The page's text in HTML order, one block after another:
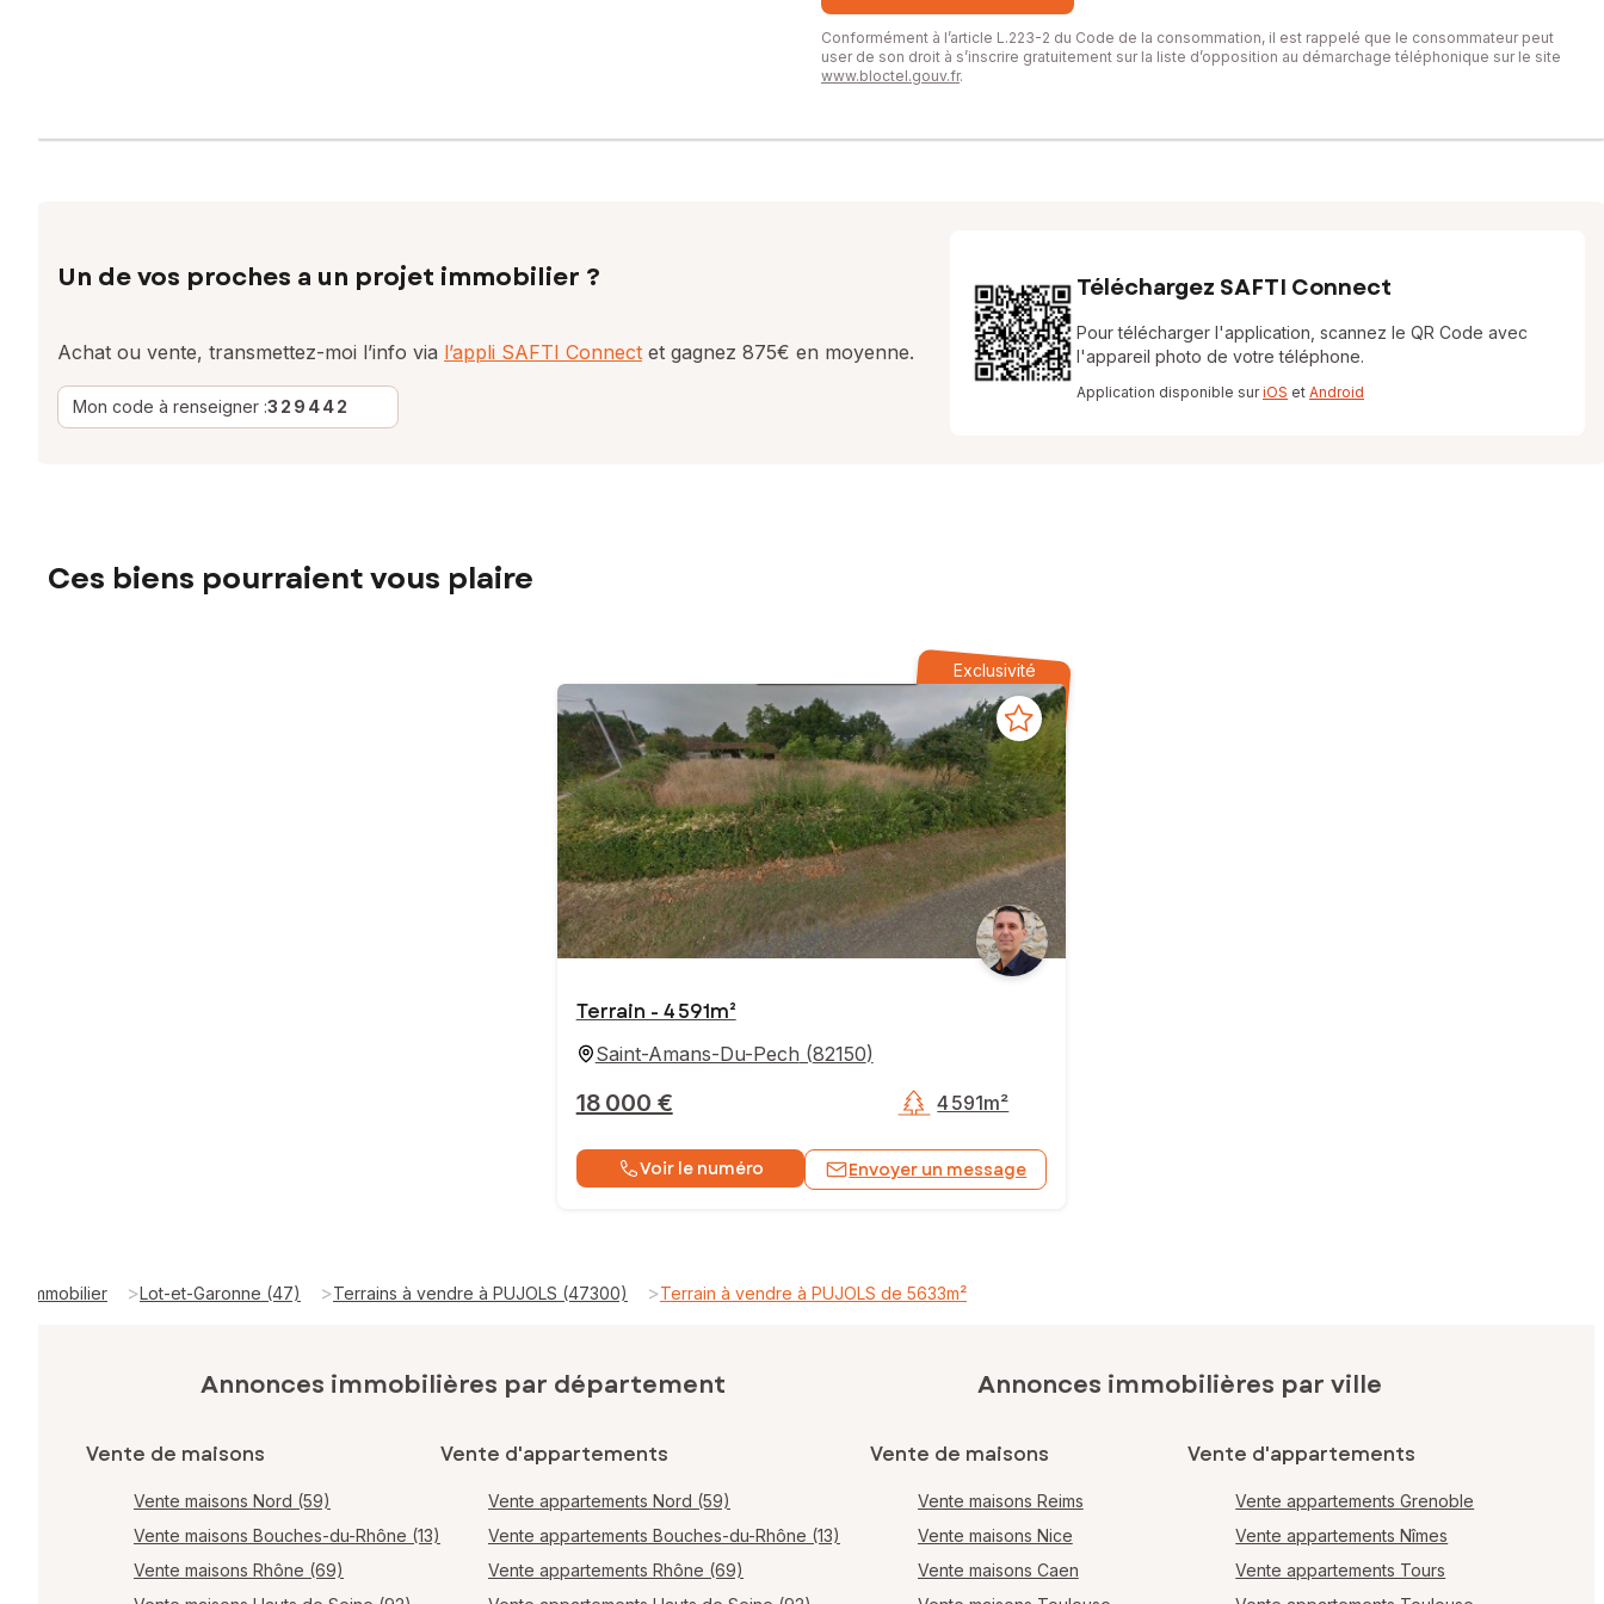
Conformément à l’article L.223-2 du Code de la consommation, il est rappelé que le consommateur peut
user de son droit à s’inscrire gratuitement sur la liste d’opposition au démarchage téléphonique sur le site
www.bloctel.gouv.fr.
Un de vos proches a un projet immobilier ?
Achat ou vente, transmettez-moi l’info via l’appli SAFTI Connect et gagnez 875€ en moyenne.
Mon code à renseigner :329442
Téléchargez SAFTI Connect
Pour télécharger l'application, scannez le QR Code avec
l'appareil photo de votre téléphone.
Application disponible suriOS et Android
Ces biens pourraient vous plaire
Exclusivité
Terrain - 4 591m²
Saint-Amans-Du-Pech (82150)
18 000 € 4 591m²
Voir le numéro Envoyer un message
Immobilier >Lot-et-Garonne (47) >Terrains à vendre à PUJOLS (47300) >Terrain à vendre à PUJOLS de 5633m²
Annonces immobilières par département
Vente de maisons
Vente maisons Nord (59)
Vente maisons Bouches-du-Rhône (13)
Vente maisons Rhône (69)
Vente d'appartements
Vente appartements Nord (59)
Vente appartements Bouches-du-Rhône (13)
Vente appartements Rhône (69)
Annonces immobilières par ville
Vente de maisons
Vente maisons Reims
Vente maisons Nice
Vente maisons Caen
Vente d'appartements
Vente appartements Grenoble
Vente appartements Nîmes
Vente appartements Tours